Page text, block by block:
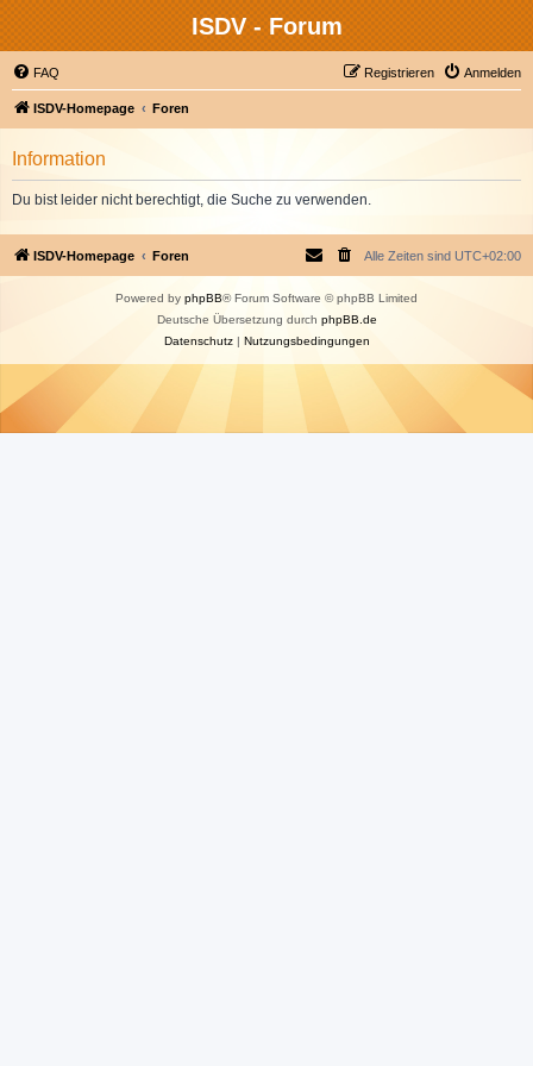
ISDV - Forum
FAQ Anmelden
Registrieren
ISDV-Homepage Foren
Information
Du bist leider nicht berechtigt, die Suche zu verwenden.
ISDV-Homepage Foren Alle Zeiten sind UTC+02:00
Powered by phpBB® Forum Software © phpBB Limited
Deutsche Übersetzung durch phpBB.de
Datenschutz| Nutzungsbedingungen